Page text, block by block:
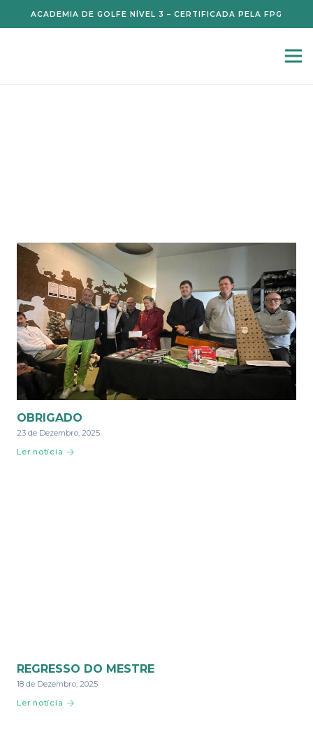
ACADEMIA DE GOLFE NÍVEL 3 – CERTIFICADA PELA FPG
OBRIGADO
23 de Dezembro, 2025
Ler notícia
REGRESSO DO MESTRE
18 de Dezembro, 2025
Ler notícia